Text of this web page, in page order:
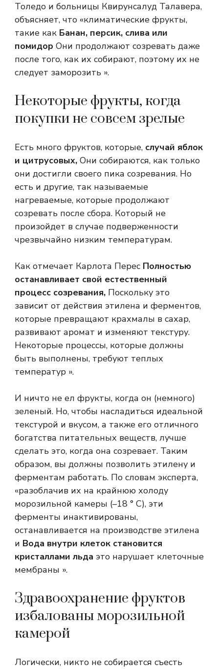
Толедо и больницы Квирунсалуд Талавера,
объясняет, что «климатические фрукты,
такие как Банан, персик, слива или
помидор Они продолжают созревать даже
после того, как их собирают, поэтому их не
следует заморозить ».
Некоторые фрукты, когда
покупки не совсем зрелые
Есть много фруктов, которые, случай яблок
и цитрусовых, Они собираются, как только
они достигли своего пика созревания. Но
есть и другие, так называемые
нагреваемые, которые продолжают
созревать после сбора. Который не
произойдет в случае подверженности
чрезвычайно низким температурам.
Как отмечает Карлота Перес Полностью
останавливает свой естественный
процесс созревания, Поскольку это
зависит от действия этилена и ферментов,
которые превращают крахмалы в сахар,
развивают аромат и изменяют текстуру.
Некоторые процессы, которые должны
быть выполнены, требуют теплых
температур ».
И ничто не ел фрукты, когда он (немного)
зеленый. Но, чтобы насладиться идеальной
текстурой и вкусом, а также его отличного
богатства питательных веществ, лучше
сделать это, когда она созревает. Таким
образом, вы должны позволить этилену и
ферментам работать. По словам эксперта,
«разоблачив их на крайнюю холоду
морозильной камеры (–18 ° C), эти
ферменты инактивированы,
останавливается на производстве этилена
и Вода внутри клеток становится
кристаллами льда это нарушает клеточные
мембраны ».
Здравоохранение фруктов
избалованы морозильной
камерой
Логически, никто не собирается съесть